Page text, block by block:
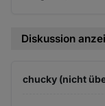
Diskussion
chucky (nicht